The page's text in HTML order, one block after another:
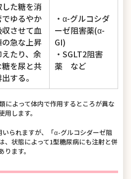
た糖を消
ゆるやか
収させて血
急な上昇
たり、余
を尿と共
する。
・α-グルコシダ
ーゼ阻害薬(α-
GI)
・SGLT2阻害
薬 など
によって体内で作用するところが異な
します。
られますが、「α-グルコシダーゼ阻
、状態によって1型糖尿病にも注射と併
ます。